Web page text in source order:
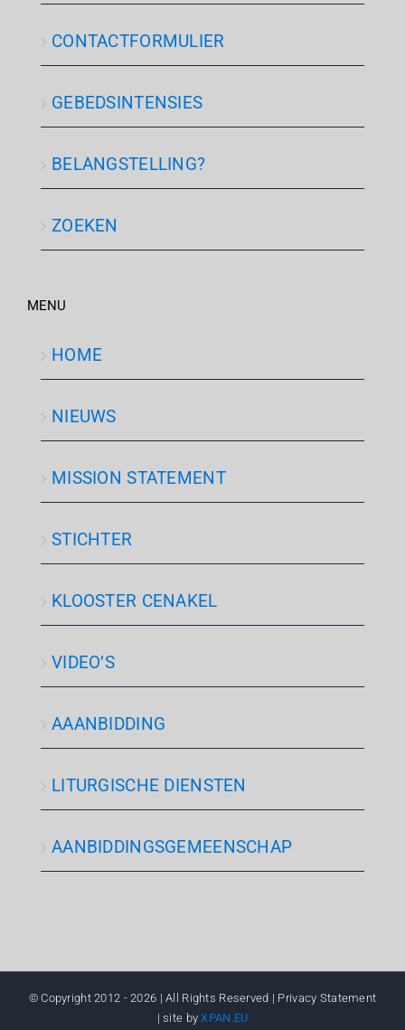
CONTACTFORMULIER
GEBEDSINTENSIES
BELANGSTELLING?
ZOEKEN
MENU
HOME
NIEUWS
MISSION STATEMENT
STICHTER
KLOOSTER CENAKEL
VIDEO’S
AAANBIDDING
LITURGISCHE DIENSTEN
AANBIDDINGSGEMEENSCHAP
© Copyright 2012 -2026 | All Rights Reserved | Privacy Statement
| site byXPAN.EU